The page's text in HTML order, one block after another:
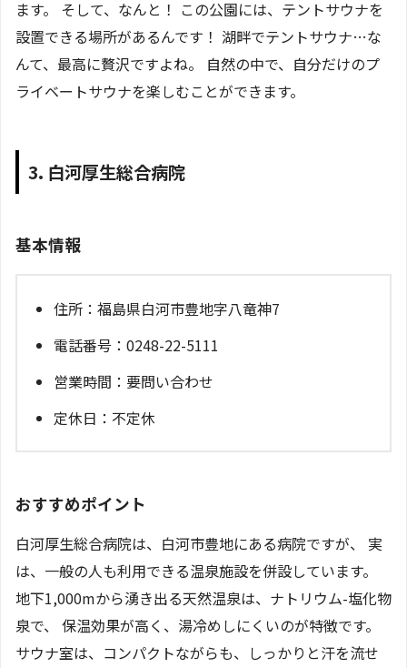
ます。 そして、なんと！ この公園には、テントサウナを
設置できる場所があるんです！ 湖畔でテントサウナ…な
んて、最高に贅沢ですよね。 自然の中で、自分だけのプ
ライベートサウナを楽しむことができます。
3. 白河厚生総合病院
基本情報
住所：福島県白河市豊地字八竜神7
電話番号：0248-22-5111
営業時間：要問い合わせ
定休日：不定休
おすすめポイント
白河厚生総合病院は、白河市豊地にある病院ですが、 実
は、一般の人も利用できる温泉施設を併設しています。
地下1,000mから湧き出る天然温泉は、ナトリウム-塩化物
泉で、 保温効果が高く、湯冷めしにくいのが特徴です。
サウナ室は、コンパクトながらも、しっかりと汗を流せ